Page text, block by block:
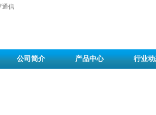
公司简介 产品中心 行业